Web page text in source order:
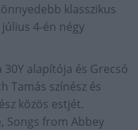
klasszikus
4-én négy
30Y alapítója és Grecsó
Tamás színész és
közös estjét.
Songs from Abbey